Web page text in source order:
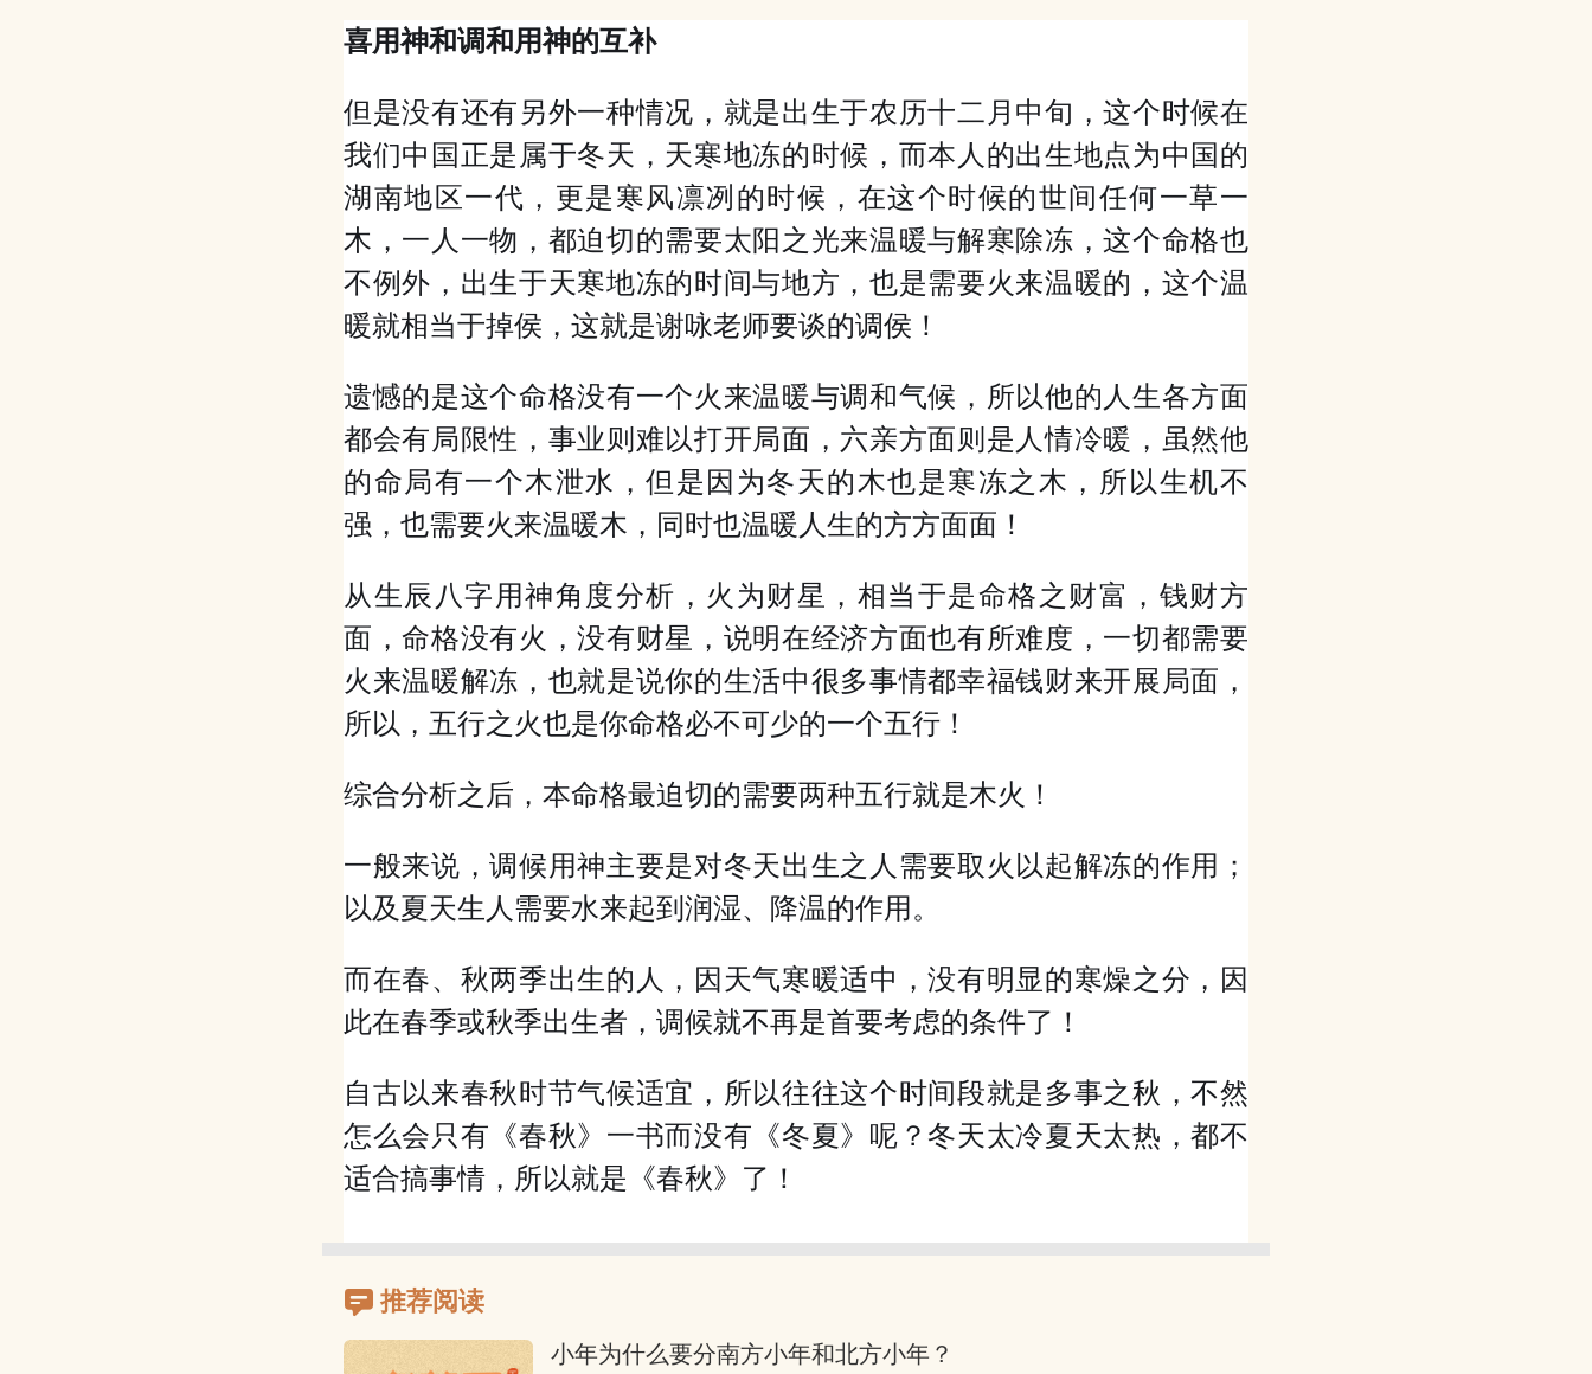
喜用神和调和用神的互补
但是没有还有另外一种情况，就是出生于农历十二月中旬，这个时候在
我们中国正是属于冬天，天寒地冻的时候，而本人的出生地点为中国的
湖南地区一代，更是寒风凛冽的时候，在这个时候的世间任何一草一
木，一人一物，都迫切的需要太阳之光来温暖与解寒除冻，这个命格也
不例外，出生于天寒地冻的时间与地方，也是需要火来温暖的，这个温
暖就相当于掉侯，这就是谢咏老师要谈的调侯！
遗憾的是这个命格没有一个火来温暖与调和气候，所以他的人生各方面
都会有局限性，事业则难以打开局面，六亲方面则是人情冷暖，虽然他
的命局有一个木泄水，但是因为冬天的木也是寒冻之木，所以生机不
强，也需要火来温暖木，同时也温暖人生的方方面面！
从生辰八字用神角度分析，火为财星，相当于是命格之财富，钱财方
面，命格没有火，没有财星，说明在经济方面也有所难度，一切都需要
火来温暖解冻，也就是说你的生活中很多事情都幸福钱财来开展局面，
所以，五行之火也是你命格必不可少的一个五行！
综合分析之后，本命格最迫切的需要两种五行就是木火！
一般来说，调候用神主要是对冬天出生之人需要取火以起解冻的作用；
以及夏天生人需要水来起到润湿、降温的作用。
而在春、秋两季出生的人，因天气寒暖适中，没有明显的寒燥之分，因
此在春季或秋季出生者，调候就不再是首要考虑的条件了！
自古以来春秋时节气候适宜，所以往往这个时间段就是多事之秋，不然
怎么会只有《春秋》一书而没有《冬夏》呢？冬天太冷夏天太热，都不
适合搞事情，所以就是《春秋》了！
推荐阅读
小年为什么要分南方小年和北方小年？